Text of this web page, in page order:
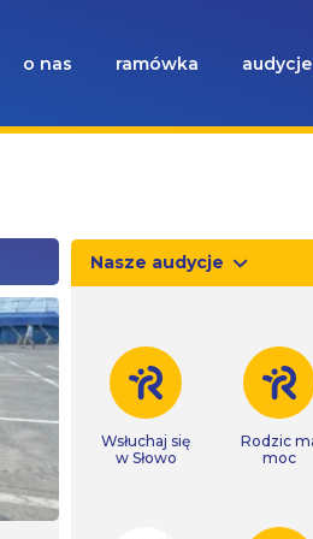
o nas ramówka audycje
Nasze audycje
Wsłuchaj się
w Słowo
Rodzic
moc